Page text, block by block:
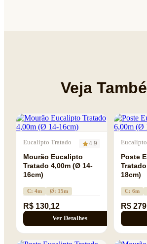
Veja
Eucalipto Tratado 4.9
Mourão Eucalipto
Tratado 4,00m (Ø 14-
16cm)
C: 4m Ø: 15m
R$ 130,12
Ver Detalhes
Poste
18cm)
C: 6m
R$